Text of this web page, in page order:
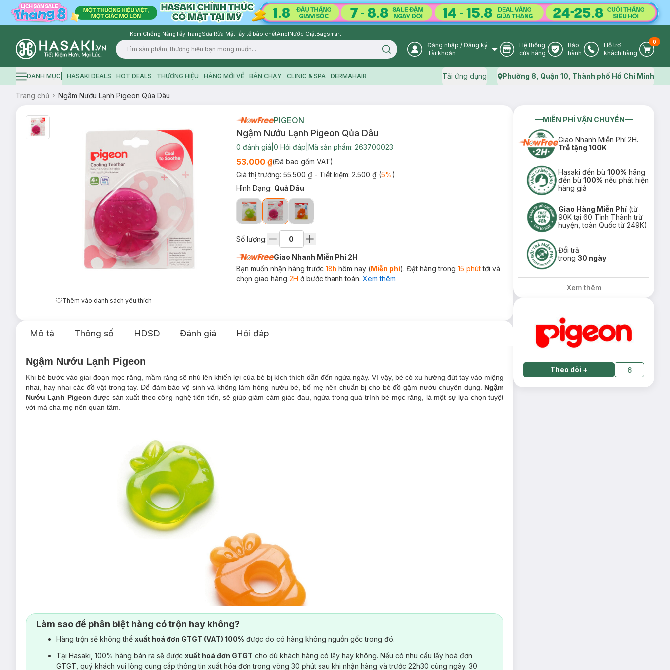
Kem Chống NắngTẩy TrangSữa Rửa MặtTẩy tế bào chếtArielNước GiặtBagsmart
Logo
Search icon User Icon
Đăng nhập / Đăng ký
Tài khoản
Store Icon
Hệ thống
cửa hàng
Warranty Icon
Bảo
hành
Phone Icon
Hỗ trợ
khách hàng
Cart
0
Hamburger icon
DANH MỤC HASAKI DEALS HOT DEALS THƯƠNG HIỆU HÀNG MỚI VỀ BÁN CHẠY CLINIC & SPA DERMAHAIR Tải ứng dụng Map icon
Phường 8, Quận 10, Thành phố Hồ Chí Minh
Trang chủ Ngậm Nướu Lạnh Pigeon Qủa Dâu
Thêm vào danh sách yêu thích
PIGEON
Ngậm Nướu Lạnh Pigeon Qủa Dâu
0 đánh giá 0 Hỏi đáp Mã sản phẩm: 263700023
53.000 ₫(Đã bao gồm VAT)
Giá thị trường: 55.500 ₫ - Tiết kiệm: 2.500 ₫(5%)
Hình Dạng: Quả Dâu
Số lượng:
Giao Nhanh Miễn Phí 2H
Bạn muốn nhận hàng trước 18h hôm nay (Miễn phí). Đặt hàng trong 15 phúttới và
chọn giao hàng 2H ở bước thanh toán. Xem thêm
Mô tả Thông số HDSD Đánh giá Hỏi đáp
Ngậm Nướu Lạnh Pigeon
Khi bé bước vào giai đoạn mọc răng, mầm răng sẽ nhú lên khiến lợi của bé bị kích thích dẫn đến ngứa ngáy. Vì vậy, bé có xu hướng đút tay vào miệng
nhai, hay nhai các đồ vật trong tay. Để đảm bảo vệ sinh và không làm hỏng nướu bé, bố mẹ nên chuẩn bị cho bé đồ gặm nướu chuyên dụng. Ngậm
Nướu Lạnh Pigeon được sản xuất theo công nghệ tiên tiến, sẽ giúp giảm cảm giác đau, ngứa trong quá trình bé mọc răng, là một sự lựa chọn tuyệt
vời mà cha mẹ nên quan tâm.
Làm sao để phân biệt hàng có trộn hay không?
Hàng trộn sẽ không thể xuất hoá đơn GTGT (VAT) 100% được do có hàng không nguồn gốc trong đó.
Tại Hasaki, 100% hàng bán ra sẽ được xuất hoá đơn GTGT cho dù khách hàng có lấy hay không. Nếu có nhu cầu lấy hoá đơn
GTGT, quý khách vui lòng cung cấp thông tin xuất hóa đơn trong vòng 30 phút sau khi nhận hàng và trước 22h30 cùng ngày. 30
MIỄN PHÍ VẬN CHUYỂN
Giao Nhanh Miễn Phí 2H.
Trễ tặng 100K
Hasaki đền bù100% hãng
đền bù100% nếu phát hiện
hàng giả
Giao Hàng Miễn Phí (từ
90K tại 60 Tỉnh Thành trừ
huyện, toàn Quốc từ 249K)
Đổi trả
trong30 ngày
Xem thêm
Theo dõi + 6